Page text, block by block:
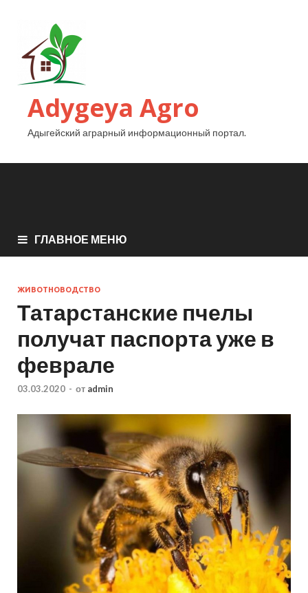
Adygeya Agro
Адыгейский аграрный информационный портал.
ГЛАВНОЕ МЕНЮ
ЖИВОТНОВОДСТВО
Татарстанские пчелы
получат паспорта уже в
феврале
03.03.2020 - от admin